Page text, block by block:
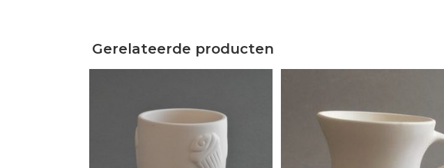
Gerelateerde producten